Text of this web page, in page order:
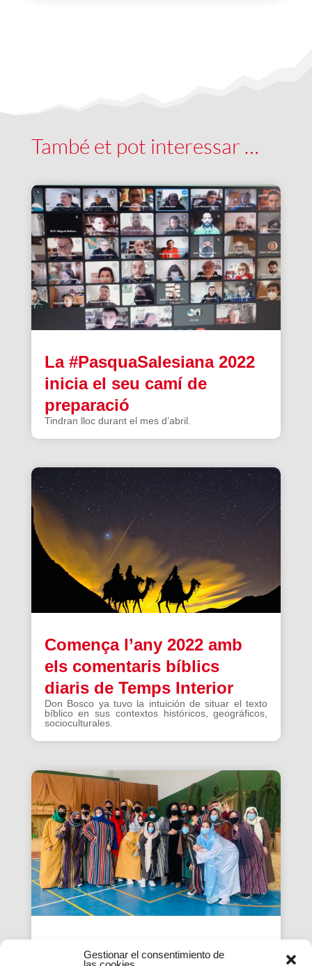
Gestionar el consentimiento de
També et pot interessar …
La #PasquaSalesiana 2022
inicia el seu camí de
preparació
Tindran lloc durant el mes d’abril.
Comença l’any 2022 amb
els comentaris bíblics
diaris de Temps Interior
Don Bosco ya tuvo la intuición de situar el texto
bíblico en sus contextos históricos, geográficos,
socioculturales.
Tradicions i innovacions: